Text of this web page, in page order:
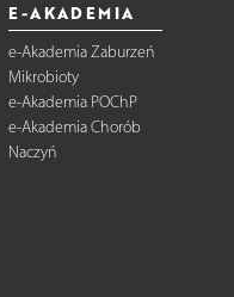
E-AKADEMIA
e-Akademia Zaburzeń
Mikrobioty
e-Akademia POChP
e-Akademia Chorób
Naczyń